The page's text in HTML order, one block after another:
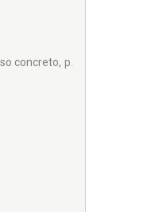
concreto, p.